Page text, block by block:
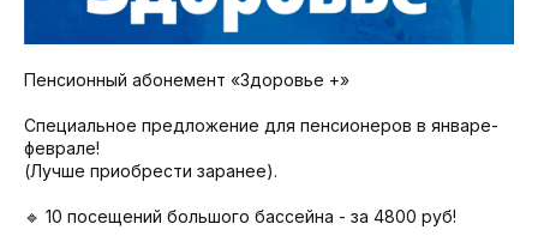
Пенсионный абонемент «Здоровье +»
Специальное предложение для пенсионеров в январе-
феврале!
(Лучше приобрести заранее).
🔹 10 посещений большого бассейна - за 4800 руб!